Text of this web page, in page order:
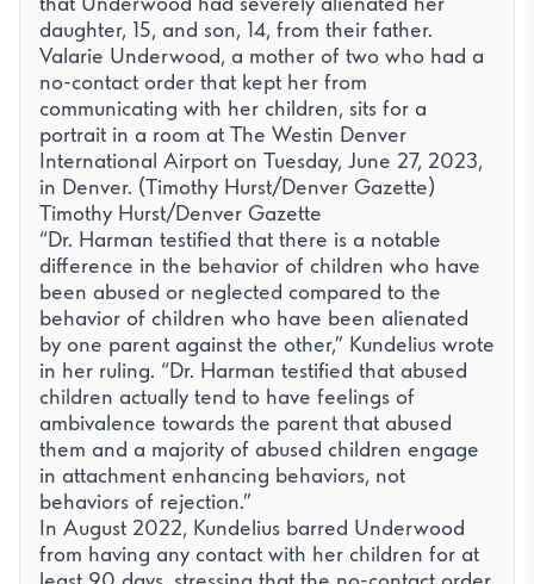
daughter, 15, and son, 14, from their father.
Valarie Underwood, a mother of two who had a
no-contact order that kept her from
communicating with her children, sits for a
portrait in a room at The Westin Denver
International Airport on Tuesday, June 27, 2023,
in Denver. (Timothy Hurst/Denver Gazette)
Timothy Hurst/Denver Gazette
“Dr. Harman testified that there is a notable
difference in the behavior of children who have
been abused or neglected compared to the
behavior of children who have been alienated
by one parent against the other,” Kundelius wrote
in her ruling. “Dr. Harman testified that abused
children actually tend to have feelings of
ambivalence towards the parent that abused
them and a majority of abused children engage
in attachment enhancing behaviors, not
behaviors of rejection.”
In August 2022, Kundelius barred Underwood
from having any contact with her children for at